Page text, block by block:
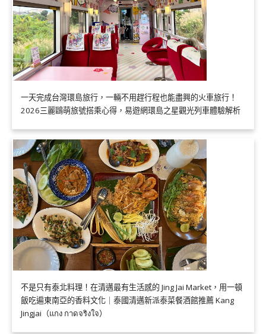
一天完成台灣環島旅行，一輛不用趕行程也能盡興的火車旅行！
2026三麗鷗萌旅號搭乘心得，易遊網環島之星觀光列車體驗解析
不是只有泰北料理！在清邁最有生活感的 Jing Jai Market，用一頓
飯吃遍東南亞的香料文化｜泰國清邁新派泰菜餐酒館推薦 Kang
Jingjai（แกง กาดจริงใจ）